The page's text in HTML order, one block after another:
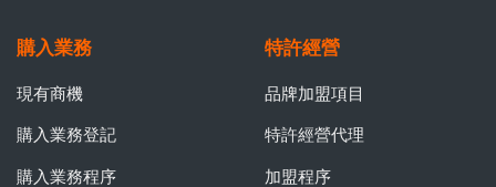
購入業務
現有商機
購入業務登記
購入業務程序
特許經營
品牌加盟項目
特許經營代理
加盟程序